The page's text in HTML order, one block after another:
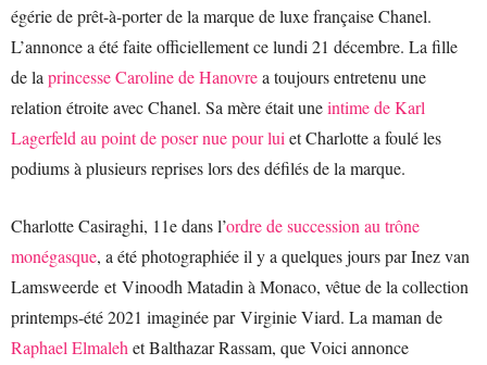
égérie de prêt-à-porter de la marque de luxe française Chanel.
L’annonce a été faite officiellement ce lundi 21 décembre. La fille
de laprincesse Caroline de Hanovrea toujours entretenu une
relation étroite avec Chanel. Sa mère était uneintime de Karl
Lagerfeld au point de poser nue pour luiet Charlotte a foulé les
podiums à plusieurs reprises lors des défilés de la marque.
Charlotte Casiraghi, 11e dans l’ordre de succession au trône
monégasque, a été photographiée il y a quelques jours par Inez van
Lamsweerde et Vinoodh Matadin à Monaco, vêtue de la collection
printemps-été 2021 imaginée par Virginie Viard. La maman de
Raphael Elmalehet Balthazar Rassam, que Voici annonce